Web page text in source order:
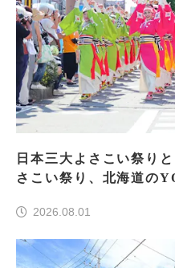
日本三大よさこい祭り
さこい祭り、北海道の
2026.08.01